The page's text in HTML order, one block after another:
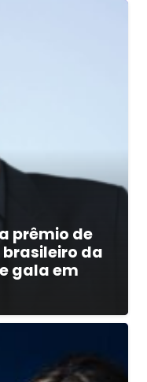
prêmio de
da
gala em